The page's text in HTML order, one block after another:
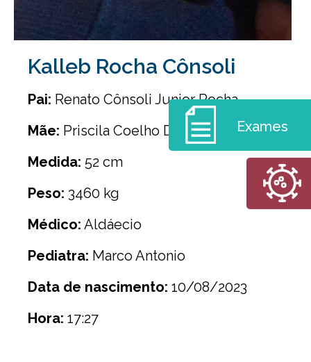
Kalleb Rocha Cônsoli
Pai: Renato Cônsoli Junior Rocha
Mãe: Priscila Coelho Da Rocha Cônsoli
Medida: 52 cm
Peso: 3460 kg
Médico: Aldáecio
Pediatra: Marco Antonio
Data de nascimento: 10/08/2023
Hora: 17:27
Exames